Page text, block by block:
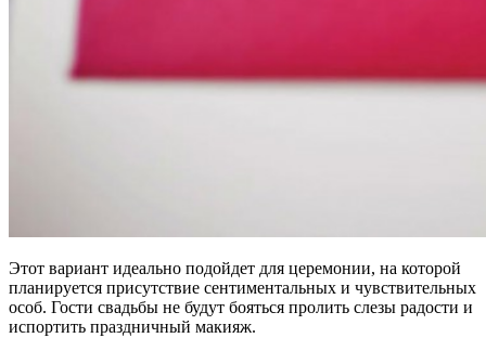
Этот вариант идеально подойдет для церемонии, на которой
планируется присутствие сентиментальных и чувствительных
особ. Гости свадьбы не будут бояться пролить слезы радости и
испортить праздничный макияж.